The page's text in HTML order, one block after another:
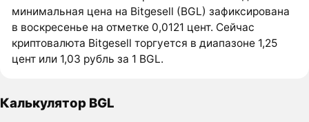
минимальная цена на Bitgesell (BGL) зафиксирована
в воскресенье на отметке 0,0121 цент. Сейчас
криптовалюта Bitgesell торгуется в диапазоне 1,25
цент или 1,03 рубль за 1 BGL.
Калькулятор BGL